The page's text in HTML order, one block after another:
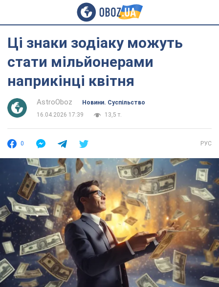
Ці знаки зодіаку можуть
стати мільйонерами
наприкінці квітня
AstroOboz
Новини. Суспільство
16.04.2026 17:39
13,5 т.
0 РУС